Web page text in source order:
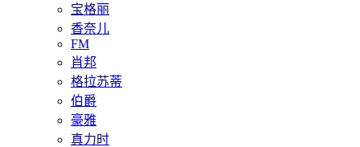
宝格丽
香奈儿
FM
肖邦
格拉苏蒂
伯爵
豪雅
真力时